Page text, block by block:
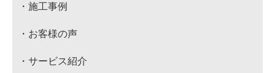
・施工事例
・お客様の声
・サービス紹介